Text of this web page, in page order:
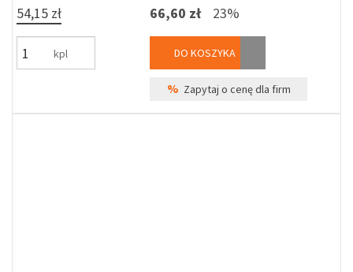
54,15 zł
kpl
66,60 zł 23%
DO KOSZYKA
% Zapytaj o cenę dla firm